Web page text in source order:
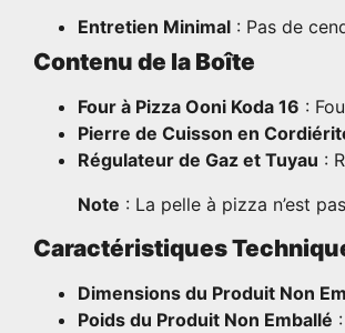
Entretien Minimal : Pas de
Contenu de la Boîte
Four à Pizza Ooni Koda 16 :
Pierre de Cuisson en
Régulateur de Gaz et Tuyau :
Note : La pelle à pizza n’est
Caractéristiques
Dimensions du Produit Non
Poids du Produit Non Emballé